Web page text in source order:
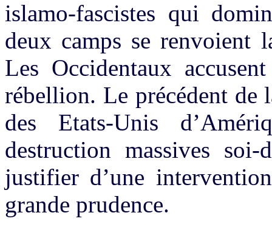
islamo-fascistes qui
deux camps se renvoient
Les Occidentaux
rébellion. Le précédent de
des Etats-Unis
destruction massives
justifier d’une
grande prudence.